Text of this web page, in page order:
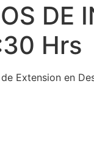
DE
Hrs
Extension en